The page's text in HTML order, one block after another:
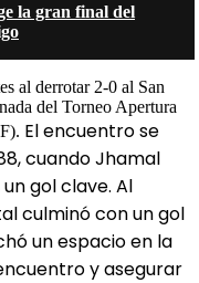
la gran final del
al derrotar 2-0 al San
del Torneo Apertura
El encuentro se
cuando Jhamal
gol clave. Al
culminó con un gol
un espacio en la
y asegurar